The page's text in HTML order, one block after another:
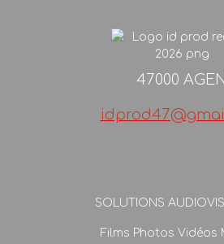
47000 AGEN
SOLUTIONS
Films Photos Vidéos